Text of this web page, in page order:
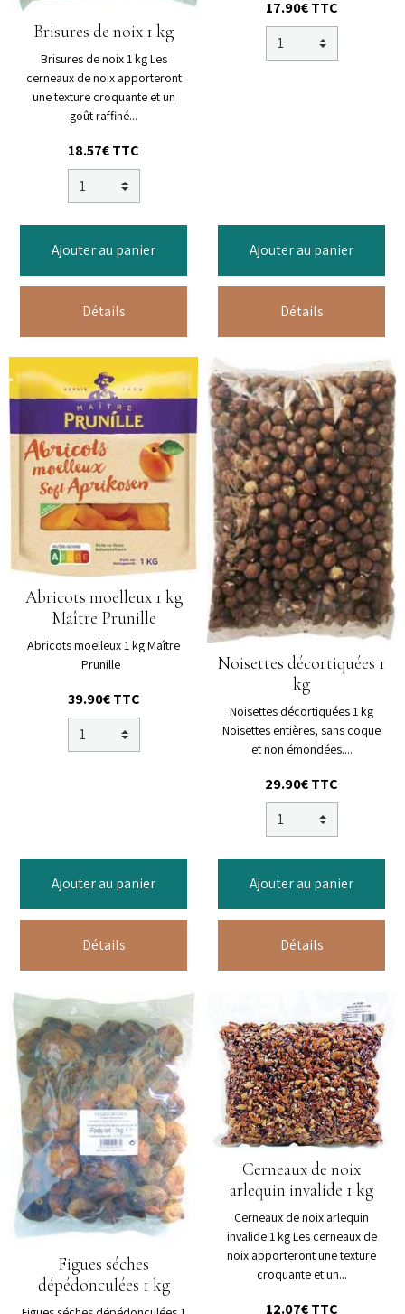
Brisures de noix 1 kg
Brisures de noix 1 kg Les
cerneaux de noix apporteront
une texture croquante et un
goût raffiné...
18.57€ TTC
Ajouter au panier
Détails
17.90€ TTC
Ajouter au panier
Détails
Abricots moelleux 1 kg
Maître Prunille
Abricots moelleux 1 kg Maître
Prunille
39.90€ TTC
Ajouter au panier
Détails
Noisettes décortiquées 1
kg
Noisettes décortiquées 1 kg
Noisettes entières, sans coque
et non émondées....
29.90€ TTC
Ajouter au panier
Détails
Figues séches
dépédonculées 1 kg
Cerneaux de noix
arlequin invalide 1 kg
Cerneaux de noix arlequin
invalide 1 kg Les cerneaux de
noix apporteront une texture
croquante et un...
12.07€ TTC